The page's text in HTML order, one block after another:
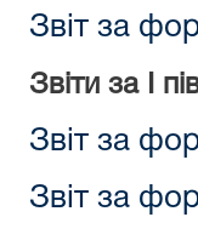
Звіт за
Звіти за I
Звіт за
Звіт за